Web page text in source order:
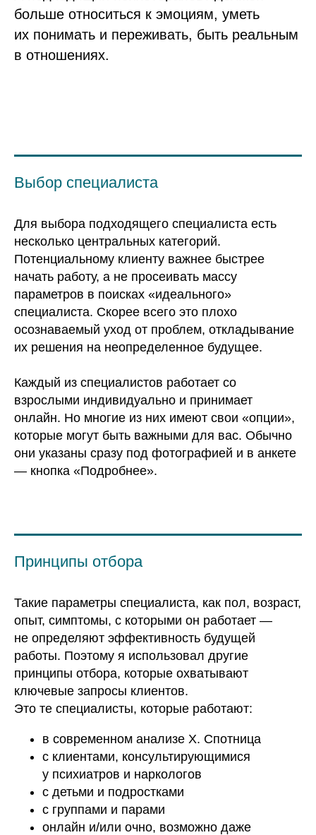
больше относиться к эмоциям, уметь
их понимать и переживать, быть реальным
в отношениях.
Выбор специалиста
Для выбора подходящего специалиста есть
несколько центральных категорий.
Потенциальному клиенту важнее быстрее
начать работу, а не просеивать массу
параметров в поисках «идеального»
специалиста. Скорее всего это плохо
осознаваемый уход от проблем, откладывание
их решения на неопределенное будущее.
Каждый из специалистов работает со
взрослыми индивидуально и принимает
онлайн. Но многие из них имеют свои «опции»,
которые могут быть важными для вас. Обычно
они указаны сразу под фотографией и в анкете
— кнопка «Подробнее».
Принципы отбора
Такие параметры специалиста, как пол, возраст,
опыт, симптомы, с которыми он работает —
не определяют эффективность будущей
работы. Поэтому я использовал другие
принципы отбора, которые охватывают
ключевые запросы клиентов.
Это те специалисты, которые работают:
в современном анализе Х. Спотница
с клиентами, консультирующимися
у психиатров и наркологов
с детьми и подростками
с группами и парами
онлайн и/или очно, возможно даже